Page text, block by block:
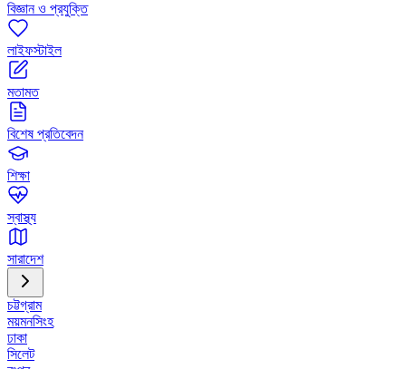
বিজ্ঞান ও প্রযুক্তি
লাইফস্টাইল
মতামত
বিশেষ প্রতিবেদন
শিক্ষা
স্বাস্থ্য
সারাদেশ
চট্টগ্রাম
ময়মনসিংহ
ঢাকা
সিলেট